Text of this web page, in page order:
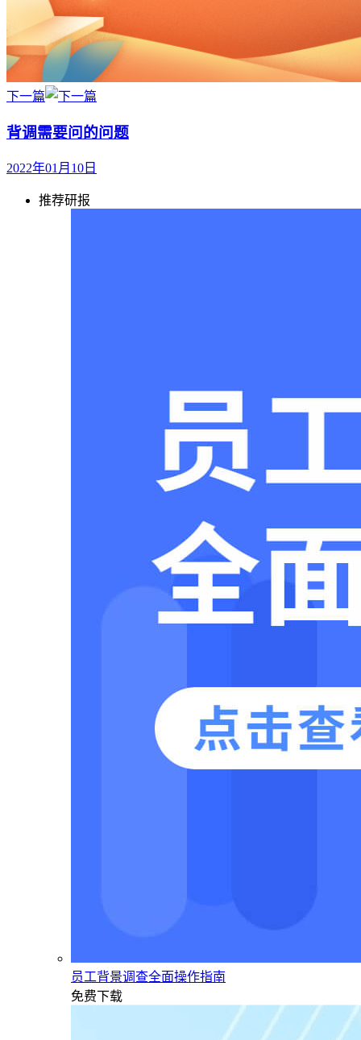
下一篇
背调需要问的问题
2022年01月10日
推荐研报
员工背景调查全面操作指南
免费下载